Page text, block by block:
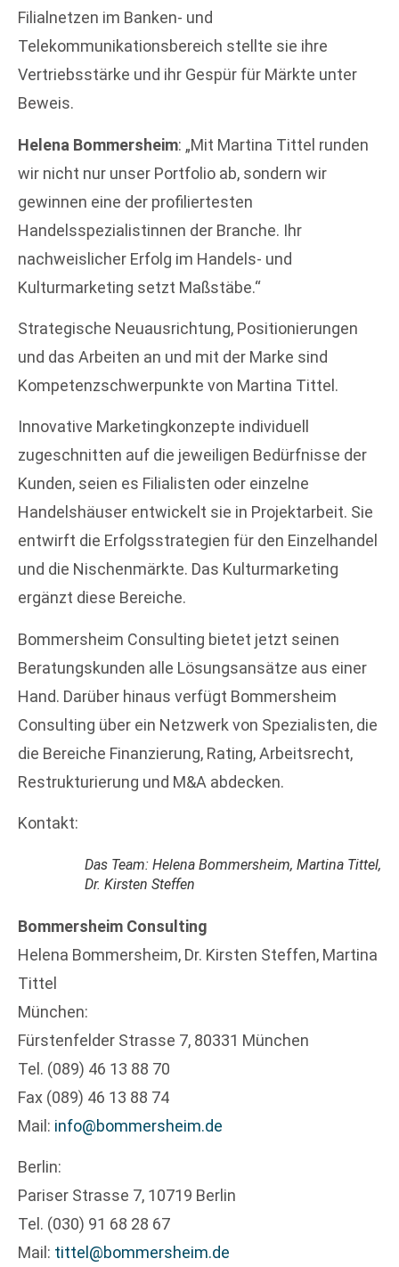
Filialnetzen im Banken- und
Telekommunikationsbereich stellte sie ihre
Vertriebsstärke und ihr Gespür für Märkte unter
Beweis.
Helena Bommersheim: „Mit Martina Tittel runden
wir nicht nur unser Portfolio ab, sondern wir
gewinnen eine der profiliertesten
Handelsspezialistinnen der Branche. Ihr
nachweislicher Erfolg im Handels- und
Kulturmarketing setzt Maßstäbe.“
Strategische Neuausrichtung, Positionierungen
und das Arbeiten an und mit der Marke sind
Kompetenzschwerpunkte von Martina Tittel.
Innovative Marketingkonzepte individuell
zugeschnitten auf die jeweiligen Bedürfnisse der
Kunden, seien es Filialisten oder einzelne
Handelshäuser entwickelt sie in Projektarbeit. Sie
entwirft die Erfolgsstrategien für den Einzelhandel
und die Nischenmärkte. Das Kulturmarketing
ergänzt diese Bereiche.
Bommersheim Consulting bietet jetzt seinen
Beratungskunden alle Lösungsansätze aus einer
Hand. Darüber hinaus verfügt Bommersheim
Consulting über ein Netzwerk von Spezialisten, die
die Bereiche Finanzierung, Rating, Arbeitsrecht,
Restrukturierung und M&A abdecken.
Kontakt:
Das Team: Helena Bommersheim, Martina Tittel,
Dr. Kirsten Steffen
Bommersheim Consulting
Helena Bommersheim, Dr. Kirsten Steffen, Martina
Tittel
München:
Fürstenfelder Strasse 7, 80331 München
Tel. (089) 46 13 88 70
Fax (089) 46 13 88 74
Mail: info@bommersheim.de
Berlin:
Pariser Strasse 7, 10719 Berlin
Tel. (030) 91 68 28 67
Mail: tittel@bommersheim.de